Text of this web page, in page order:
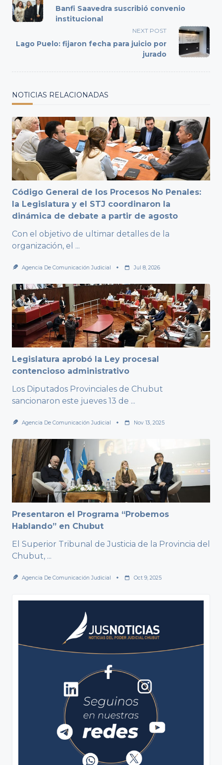
class="nav-
subtitle
reader-
Banfi Saavedra suscribió convenio
institucional
NEXT POST
Lago Puelo: fijaron fecha para juicio por
jurado
NOTICIAS RELACIONADAS
Código General de los Procesos No Penales:
la Legislatura y el STJ coordinaron la
dinámica de debate a partir de agosto
Con el objetivo de ultimar detalles de la
organización, el ...
Agencia De Comunicación Judicial Jul 8, 2026
Legislatura aprobó la Ley procesal
contencioso administrativo
Los Diputados Provinciales de Chubut
sancionaron este jueves 13 de ...
Agencia De Comunicación Judicial Nov 13, 2025
Presentaron el Programa “Probemos
Hablando” en Chubut
El Superior Tribunal de Justicia de la Provincia del
Chubut, ...
Agencia De Comunicación Judicial Oct 9, 2025